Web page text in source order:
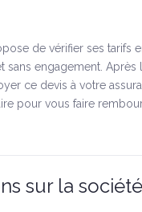
de vérifier ses tarifs
sans engagement.
ce devis à votre
pour vous faire
sur la société